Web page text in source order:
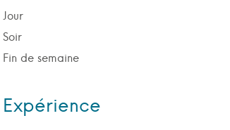
Jour
Soir
Fin de semaine
Expérience